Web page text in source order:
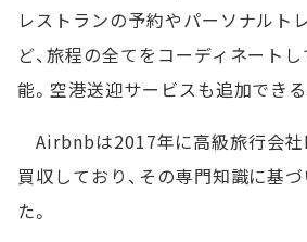
レストランの予約やパーソナルト
ど、旅程の全てをコーディネート
能。空港送迎サービスも追加できる
Airbnbは2017年に高級旅行会
買収しており、その専門知識に基
た。